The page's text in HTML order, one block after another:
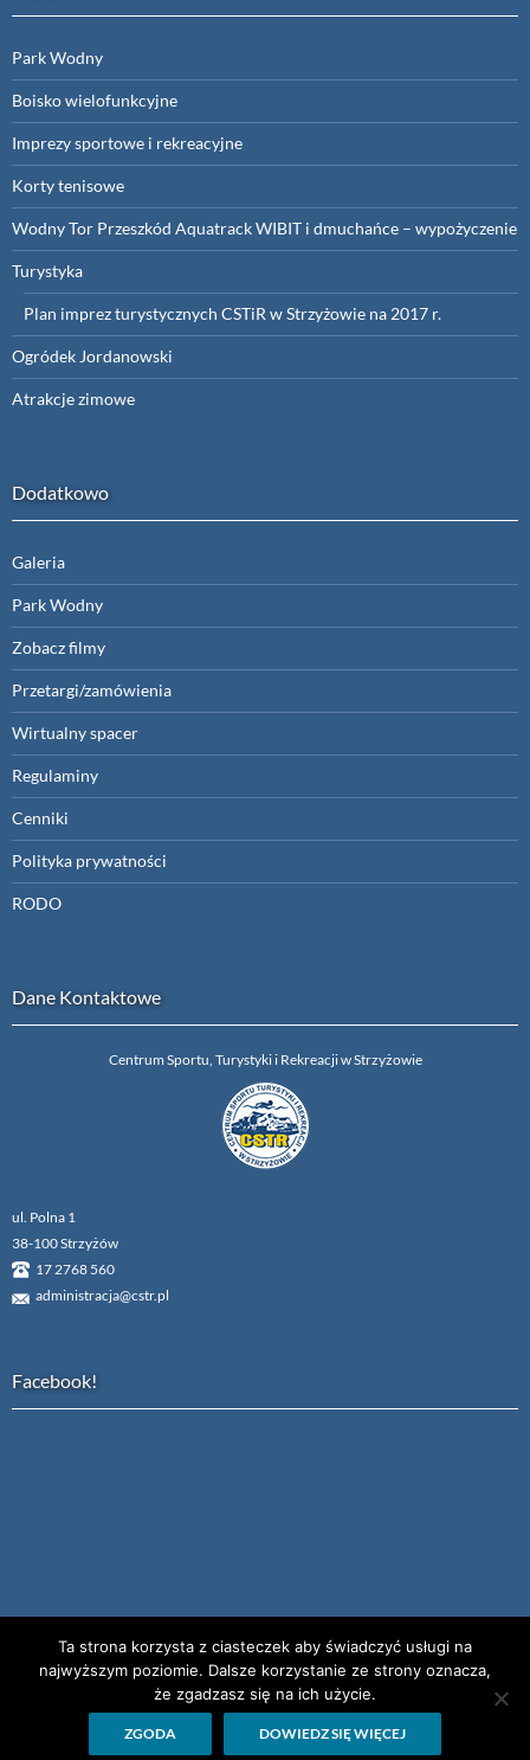
Park Wodny
Boisko wielofunkcyjne
Imprezy sportowe i rekreacyjne
Korty tenisowe
Wodny Tor Przeszkód Aquatrack WIBIT i dmuchańce – wypożyczenie
Turystyka
Plan imprez turystycznych CSTiR w Strzyżowie na 2017 r.
Ogródek Jordanowski
Atrakcje zimowe
Dodatkowo
Galeria
Park Wodny
Zobacz filmy
Przetargi/zamówienia
Wirtualny spacer
Regulaminy
Cenniki
Polityka prywatności
RODO
Dane Kontaktowe
Centrum Sportu, Turystyki i Rekreacji w Strzyżowie
ul. Polna 1
38-100 Strzyżów
17 2768 560
administracja@cstr.pl
Facebook!
Ta strona korzysta z ciasteczek aby świadczyć usługi na
najwyższym poziomie. Dalsze korzystanie ze strony oznacza,
że zgadzasz się na ich użycie.
ZGODA DOWIEDZ SIĘ WIĘCEJ